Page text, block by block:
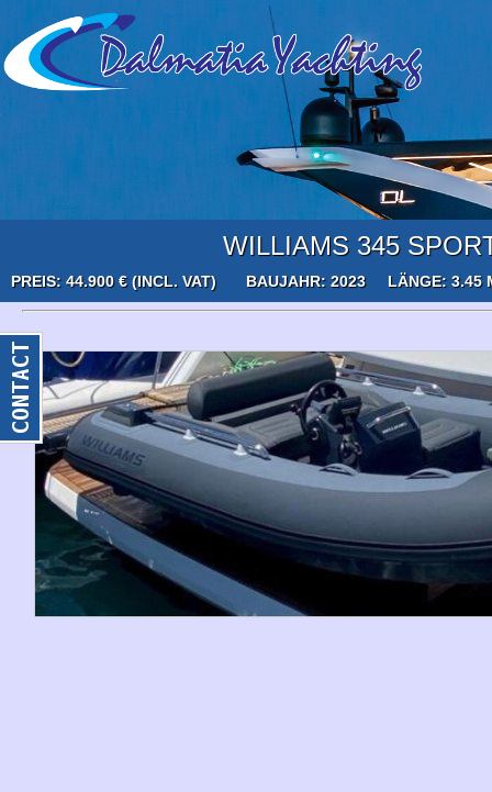
WILLIAMS 345
PREIS: 44.900 € (INCL. VAT) BAUJAHR: 2023 LÄNGE: 3.45